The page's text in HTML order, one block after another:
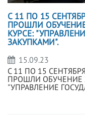
C 11 ПО 15
ПРОШЛИ
КУРСЕ:
ЗАКУПКАМИ".
15.09.23
C 11 ПО 15
ПРОШЛИ ОБУЧЕНИЕ
"УПРАВЛЕНИЕ